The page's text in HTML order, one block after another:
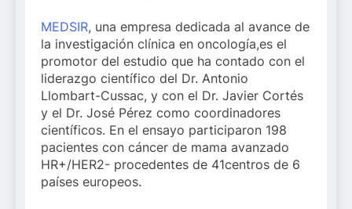
MEDSIR, una empresa dedicada al avance de
la investigación clínica en oncología,es el
promotor del estudio que ha contado con el
liderazgo científico del Dr. Antonio
Llombart-Cussac, y con el Dr. Javier Cortés
y el Dr. José Pérez como coordinadores
científicos. En el ensayo participaron 198
pacientes con cáncer de mama avanzado
HR+/HER2- procedentes de 41centros de 6
países europeos.